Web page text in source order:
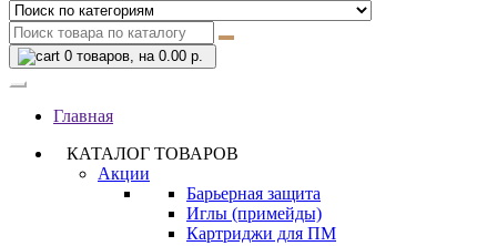
0 товаров, на 0.00 р.
Главная
КАТАЛОГ ТОВАРОВ
Акции
Барьерная защита
Иглы (примейды)
Картриджи для ПМ